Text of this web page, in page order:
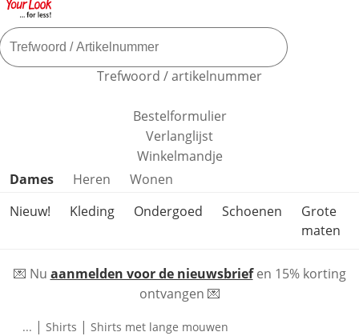
Trefwoord / artikelnummer
Bestelformulier
Verlanglijst
Winkelmandje
Productcategorieën overslaan
Dames Heren
Wonen
Nieuw!
Kleding Ondergoed Schoenen
Grote
maten
💌 Nu aanmelden voor de nieuwsbriefen 15% korting
ontvangen 💌
... | Shirts | Shirts met lange mouwen